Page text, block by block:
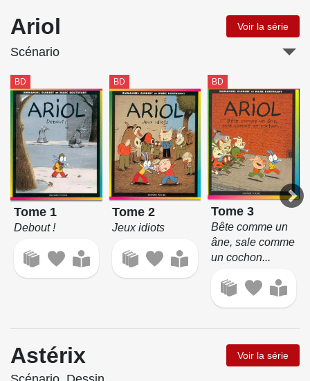
Ariol Voir la série
Scénario
BD
Tome 1
Debout !
BD
Tome 2
Jeux idiots
BD
Tome 3
Bête comme un
âne, sale comme
un cochon...
Astérix Voir la série